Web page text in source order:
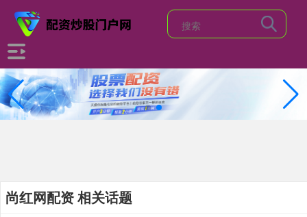
尚红网配资 相关话题